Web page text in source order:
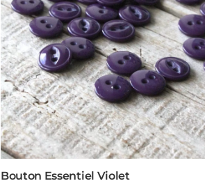
Bouton Essentiel Violet